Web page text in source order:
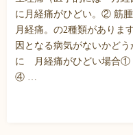
に月経痛がひどい。② 筋
月経痛。の2種類がありま
因となる病気がないかど
に 月経痛がひどい場
④ …